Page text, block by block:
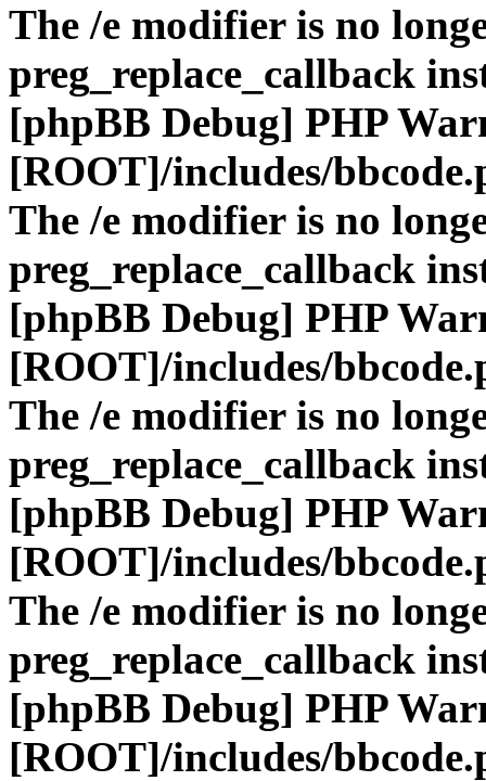
The /e modifier is no
preg_replace_callback
[phpBB Debug] PHP
[ROOT]/includes/
The /e modifier is no
preg_replace_callback
[phpBB Debug] PHP
[ROOT]/includes/
The /e modifier is no
preg_replace_callback
[phpBB Debug] PHP
[ROOT]/includes/
The /e modifier is no
preg_replace_callback
[phpBB Debug] PHP
[ROOT]/includes/